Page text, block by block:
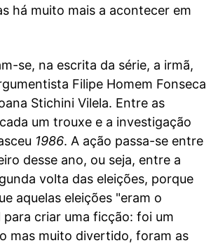
há muito mais a acontecer em
se, na escrita da série, a irmã,
Filipe Homem Fonseca
Stichini Vilela. Entre as
um trouxe e a investigação
1986. A ação passa-se entre
desse ano, ou seja, entre a
volta das eleições, porque
aquelas eleições "eram o
criar uma ficção: foi um
mas muito divertido, foram as